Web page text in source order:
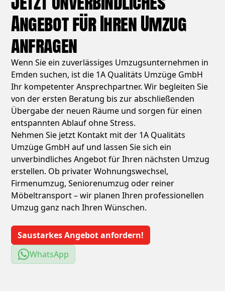
Angebot für Ihren Umzug
anfragen
Wenn Sie ein zuverlässiges Umzugsunternehmen in
Emden suchen, ist die 1A Qualitäts Umzüge GmbH
Ihr kompetenter Ansprechpartner. Wir begleiten Sie
von der ersten Beratung bis zur abschließenden
Übergabe der neuen Räume und sorgen für einen
entspannten Ablauf ohne Stress.
Nehmen Sie jetzt Kontakt mit der 1A Qualitäts
Umzüge GmbH auf und lassen Sie sich ein
unverbindliches Angebot für Ihren nächsten Umzug
erstellen. Ob privater Wohnungswechsel,
Firmenumzug, Seniorenumzug oder reiner
Möbeltransport – wir planen Ihren professionellen
Umzug ganz nach Ihren Wünschen.
Saustarkes Angebot anfordern!
WhatsApp